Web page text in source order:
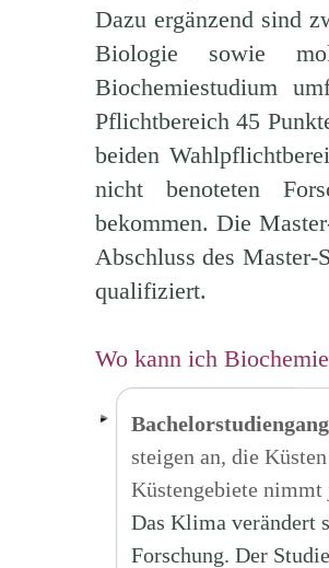
Dazu ergänzend sind
Biologie sowie
Biochemiestudium
Pflichtbereich 45
beiden
nicht benoteten
bekommen. Die
Abschluss des
qualifiziert.
Wo kann ich
steigen an, die
Küstengebiete nimmt
Das Klima verändert
Forschung. Der